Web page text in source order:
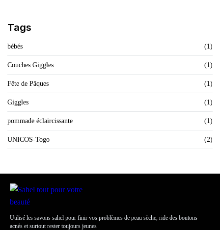
Tags
bébés (1)
Couches Giggles (1)
Fête de Pâques (1)
Giggles (1)
pommade éclaircissante (1)
UNICOS-Togo (2)
Utilisé les savons sahel pour finir vos problèmes de peau sèche, ride des boutons
acnés et surtout rester toujours jeunes